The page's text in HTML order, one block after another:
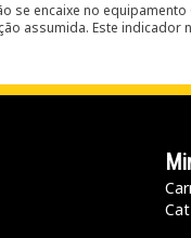
encaixe no
assumida. Este